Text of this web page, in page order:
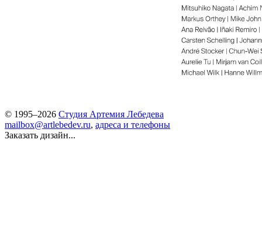
© 1995–2026 Студия Артемия Лебедева
mailbox@artlebedev.ru, адреса и телефоны
Заказать дизайн...